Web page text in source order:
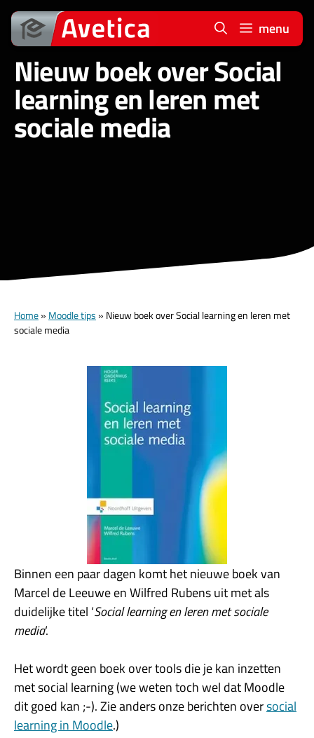
Ga
naar
de
inhoud
menu
Nieuw boek over Social
learning en leren met
sociale media
Home» Moodle tips » Nieuw boek over Social learning en leren met
sociale media
Binnen een paar dagen komt het nieuwe boek van
Marcel de Leeuwe en Wilfred Rubens uit met als
duidelijke titel ‘Social learning en leren met sociale
media‘.
Het wordt geen boek over tools die je kan inzetten
met social learning (we weten toch wel dat Moodle
dit goed kan ;-). Zie anders onze berichten oversocial
learning in Moodle.)